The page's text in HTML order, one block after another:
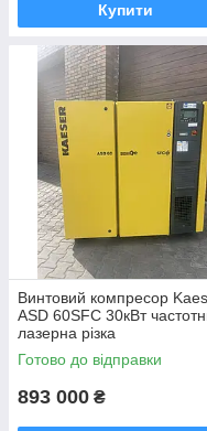
Купити
Винтовий компресор
ASD 60SFC 30кВт
лазерна різка
Готово до відправки
893 000 ₴